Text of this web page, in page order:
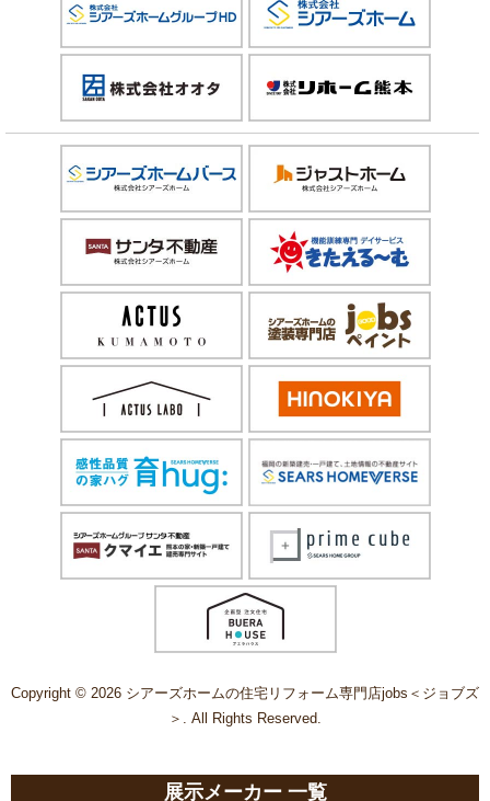
Copyright © 2026 シアーズホームの住宅リフォーム専門店jobs＜ジョブズ
＞. All Rights Reserved.
展示メーカー 一覧